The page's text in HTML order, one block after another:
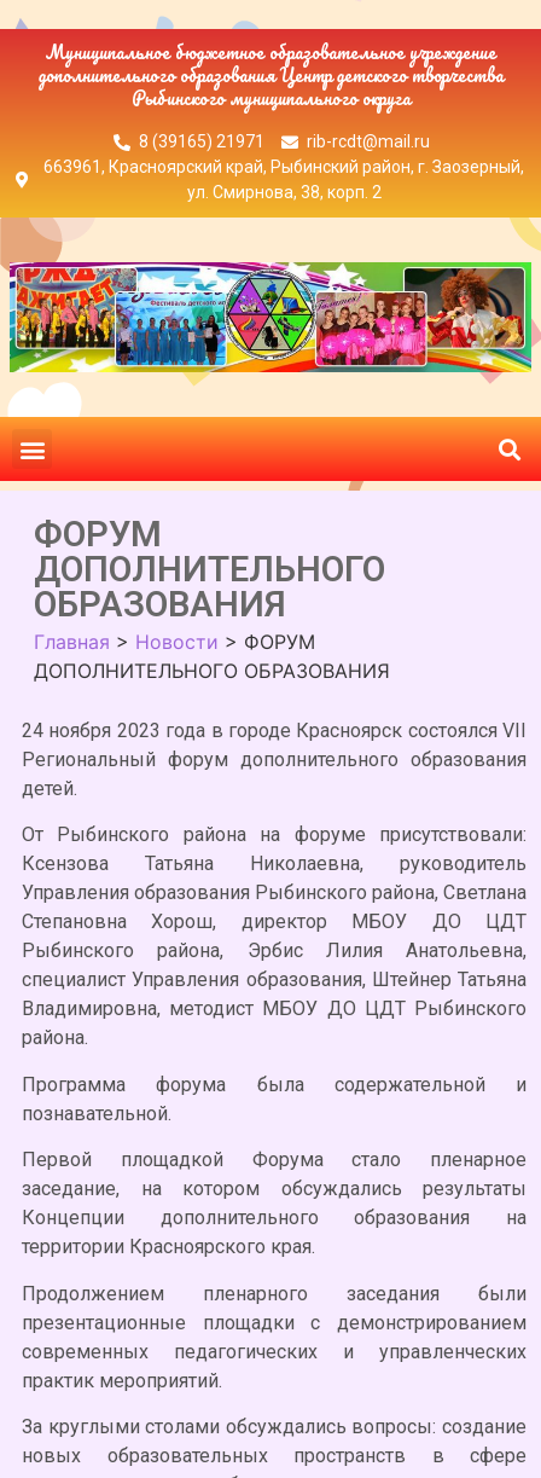
Муниципальное бюджетное образовательное учреждение
дополнительного образования Центр детского творчества
Рыбинского муниципального округа
8 (39165) 21971
rib-rcdt@mail.ru
663961, Красноярский край, Рыбинский район, г. Заозерный,
ул. Смирнова, 38, корп. 2
ФОРУМ
ДОПОЛНИТЕЛЬНОГО
ОБРАЗОВАНИЯ
Главная > Новости > ФОРУМ
ДОПОЛНИТЕЛЬНОГО ОБРАЗОВАНИЯ
24 ноября 2023 года в городе Красноярск состоялся VII
Региональный форум дополнительного образования
детей.
От Рыбинского района на форуме присутствовали:
Ксензова Татьяна Николаевна, руководитель
Управления образования Рыбинского района, Светлана
Степановна Хорош, директор МБОУ ДО ЦДТ
Рыбинского района, Эрбис Лилия Анатольевна,
специалист Управления образования, Штейнер Татьяна
Владимировна, методист МБОУ ДО ЦДТ Рыбинского
района.
Программа форума была содержательной и
познавательной.
Первой площадкой Форума стало пленарное
заседание, на котором обсуждались результаты
Концепции дополнительного образования на
территории Красноярского края.
Продолжением пленарного заседания были
презентационные площадки с демонстрированием
современных педагогических и управленческих
практик мероприятий.
За круглыми столами обсуждались вопросы: создание
новых образовательных пространств в сфере